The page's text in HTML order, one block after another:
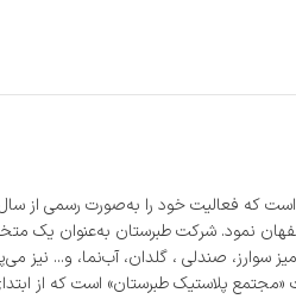
اقدام به راه‌اندازی 2 شعبۀ تولیدی دیگر در شهرهای شیراز و
سوارز، صندلی ، گلدان، آب‌نما، و...
پلاستیک طبرستان» است که از